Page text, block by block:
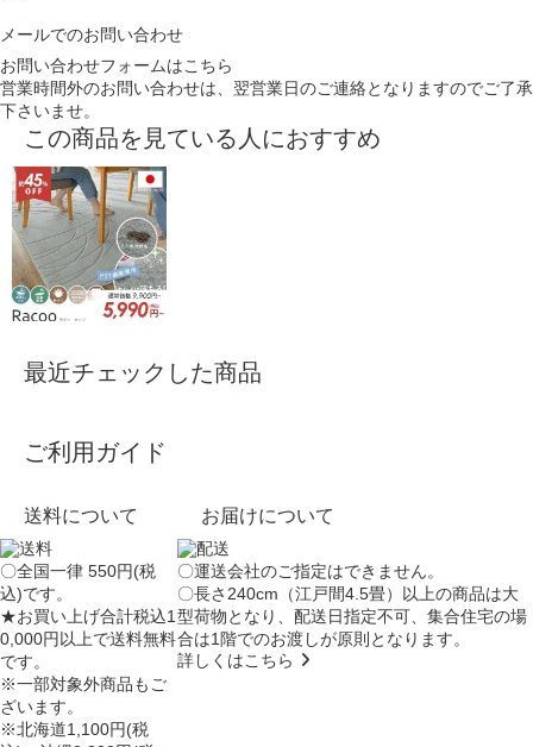
メールでのお問い合わせ
お問い合わせフォームはこちら
営業時間外のお問い合わせは、翌営業日のご連絡となりますのでご了承
下さいませ。
この商品を見ている人におすすめ
最近チェックした商品
ご利用ガイド
送料について
〇全国一律 550円(税
込)です。
★お買い上げ合計税込1
0,000円以上で送料無料
です。
※一部対象外商品もご
ざいます。
※北海道1,100円(税
お届けについて
〇運送会社のご指定はできません。
〇長さ240cm（江戸間4.5畳）以上の商品は大
型荷物となり、配送日指定不可 、集合住宅の場
合は1階でのお渡しが原則となります。
詳しくはこちら